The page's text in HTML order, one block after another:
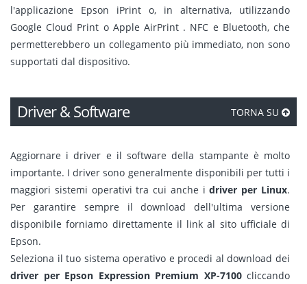
l'applicazione Epson iPrint o, in alternativa, utilizzando
Google Cloud Print o Apple AirPrint . NFC e Bluetooth, che
permetterebbero un collegamento più immediato, non sono
supportati dal dispositivo.
Driver & Software TORNA SU
Aggiornare i driver e il software della stampante è molto
importante. I driver sono generalmente disponibili per tutti i
maggiori sistemi operativi tra cui anche idriver per Linux.
Per garantire sempre il download dell'ultima versione
disponibile forniamo direttamente il link al sito ufficiale di
Epson.
Seleziona il tuo sistema operativo e procedi al download dei
driver per Epson Expression Premium XP-7100cliccando